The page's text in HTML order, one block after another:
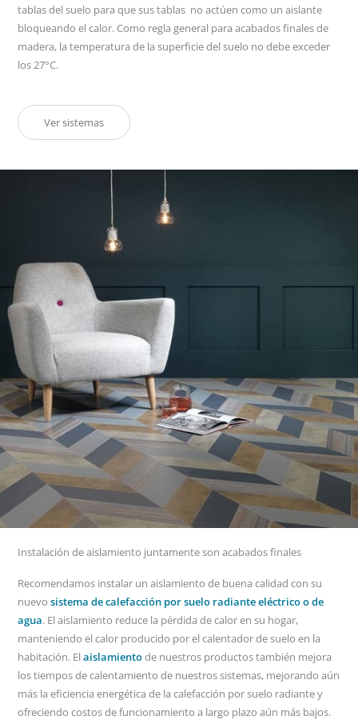
tablas del suelo para que sus tablas no actúen como un aislante
bloqueando el calor. Como regla general para acabados finales de
madera, la temperatura de la superficie del suelo no debe exceder
los 27°C.
Ver sistemas
Instalación de aislamiento juntamente son acabados finales
Recomendamos instalar un aislamiento de buena calidad con su
nuevosistema de calefacción por suelo radiante eléctrico o de
agua. El aislamiento reduce la pérdida de calor en su hogar,
manteniendo el calor producido por el calentador de suelo en la
habitación. Elaislamientode nuestros productos también mejora
los tiempos de calentamiento de nuestros sistemas, mejorando aún
más la eficiencia energética de la calefacción por suelo radiante y
ofreciendo costos de funcionamiento a largo plazo aún más bajos.